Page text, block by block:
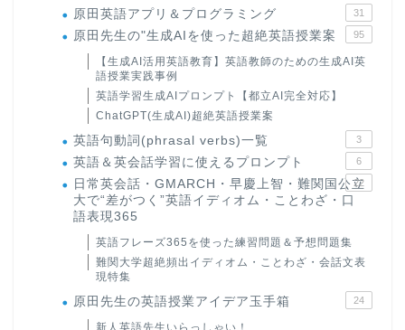
原田英語アプリ＆プログラミング 31
原田先生の"生成AIを使った超絶英語授業案 95
【生成AI活用英語教育】英語教師のための生成AI英
語授業実践事例
英語学習生成AIプロンプト【都立AI完全対応】
ChatGPT(生成AI)超絶英語授業案
英語句動詞(phrasal verbs)一覧 3
英語＆英会話学習に使えるプロンプト 6
日常英会話・GMARCH・早慶上智・難関国公立
大で“差がつく”英語イディオム・ことわざ・口
語表現365
22
英語フレーズ365を使った練習問題＆予想問題集
難関大学超絶頻出イディオム・ことわざ・会話文表
現特集
原田先生の英語授業アイデア玉手箱 24
新人英語先生いらっしゃい！